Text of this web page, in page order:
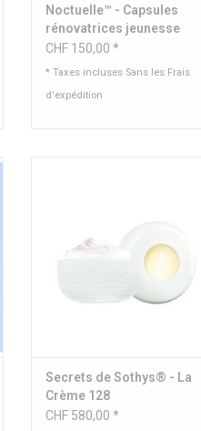
Noctuelle™ - Capsules
rénovatrices jeunesse
CHF 150,00 *
* Taxes incluses Sans les Frais
d'expédition
Secrets de Sothys® - La
Crème 128
CHF 580,00 *